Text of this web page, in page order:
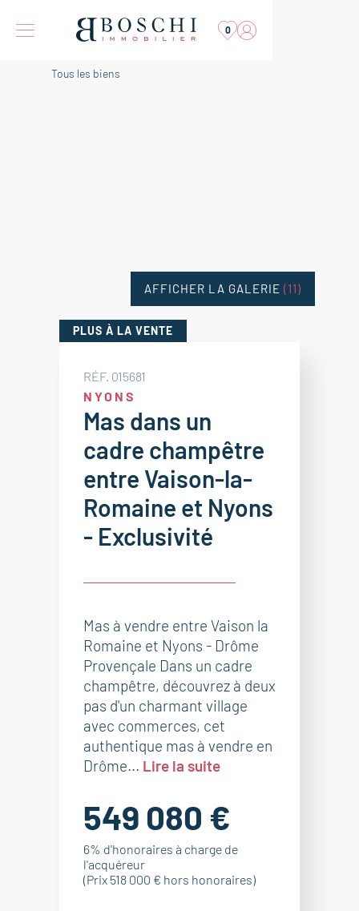
0
Tous les biens
PLUS À LA VENTE
RÉF. 015681
NYONS
Mas dans un
cadre champêtre
entre Vaison-la-
Romaine et Nyons
- Exclusivité
Mas à vendre entre Vaison la
Romaine et Nyons - Drôme
Provençale Dans un cadre
champêtre, découvrez à deux
pas d'un charmant village
avec commerces, cet
authentique mas à vendre en
Drôme... Lire la suite
549 080 €
6% d'honoraires à charge de
l'acquéreur
(Prix 518 000 € hors honoraires)
AFFICHER LA GALERIE (11)